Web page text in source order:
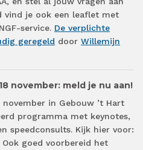
vind je ook een leaflet met
service. De verplichte
geregeld door Willemijn
november: meld je nu aan!
in Gebouw ’t Hart
programma met keynotes,
speedconsults. Kijk hier voor:
Ook goed voorbereid het